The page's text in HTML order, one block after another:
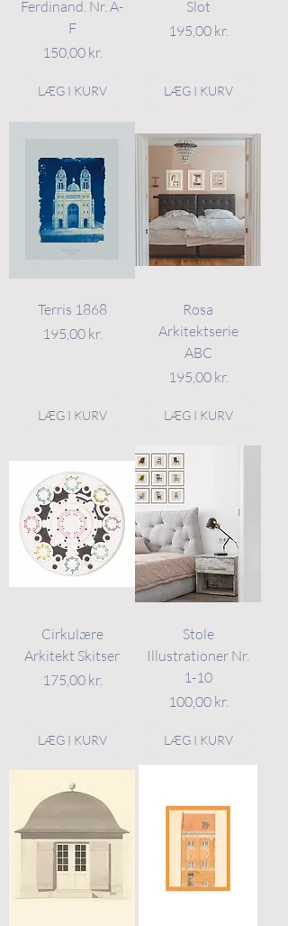
Ferdinand. Nr. A-
F
Pris
150,00 kr.
LÆG I KURV
Slot
Pris
195,00 kr.
LÆG I KURV
Terris 1868
Pris
195,00 kr.
LÆG I KURV
Rosa
Arkitektserie
ABC
Pris
195,00 kr.
LÆG I KURV
Cirkulære
Arkitekt Skitser
Pris
175,00 kr.
LÆG I KURV
Stole
Illustrationer Nr.
1-10
Pris
100,00 kr.
LÆG I KURV